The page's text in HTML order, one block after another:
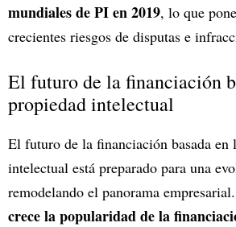
mundiales de PI en 2019, lo que
crecientes riesgos de disputas e
El futuro de la financiación
propiedad intelectual
El futuro de la financiación basada en
intelectual está preparado para una
remodelando el panorama empresarial.
crece la popularidad de la